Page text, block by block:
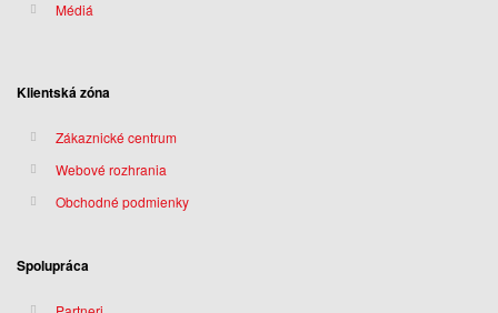
Médiá
Klientská zóna
Zákaznické centrum
Webové rozhrania
Obchodné podmienky
Spolupráca